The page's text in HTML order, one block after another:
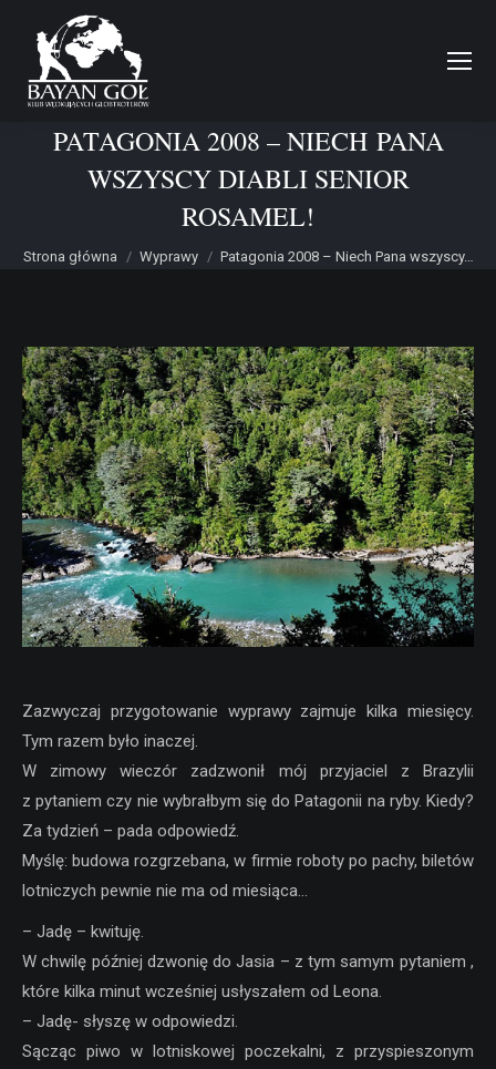
PATAGONIA 2008 – NIECH PANA
WSZYSCY DIABLI SENIOR
ROSAMEL!
Jesteś tutaj:
Strona główna Wyprawy Patagonia 2008 – Niech Pana wszyscy…
Zazwyczaj przygotowanie wyprawy zajmuje kilka miesięcy.
Tym razem było inaczej.
W zimowy wieczór zadzwonił mój przyjaciel z Brazylii
z pytaniem czy nie wybrałbym się do Patagonii na ryby. Kiedy?
Za tydzień – pada odpowiedź.
Myślę: budowa rozgrzebana, w firmie roboty po pachy, biletów
lotniczych pewnie nie ma od miesiąca…
– Jadę – kwituję.
W chwilę później dzwonię do Jasia – z tym samym pytaniem ,
które kilka minut wcześniej usłyszałem od Leona.
– Jadę- słyszę w odpowiedzi.
Sącząc piwo w lotniskowej poczekalni, z przyspieszonym